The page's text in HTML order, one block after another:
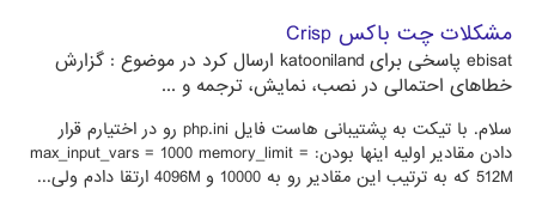
مشکلات چت باکس Crisp
ebisat پاسخی برای katooniland ارسال کرد در موضوع : گزارش
خطاهای احتمالی در نصب، نمایش، ترجمه و ...
سلام. با تیکت به پشتیبانی هاست فایل php.ini رو در اختیارم قرار
دادن مقادیر اولیه اینها بودن: max_input_vars = 1000 memory_limit =
512M که به ترتیب این مقادیر رو به 10000 و 4096M ارتقا دادم ولی...